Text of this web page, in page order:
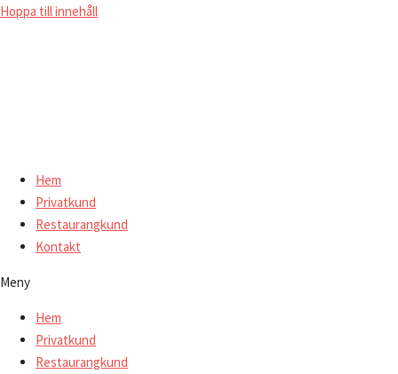
Hoppa till innehåll
Hem
Privatkund
Restaurangkund
Kontakt
Meny
Hem
Privatkund
Restaurangkund